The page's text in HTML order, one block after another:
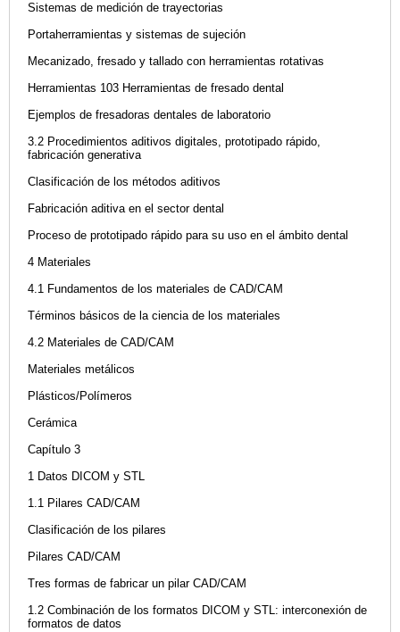
Sistemas de medición de trayectorias
Portaherramientas y sistemas de sujeción
Mecanizado, fresado y tallado con herramientas rotativas
Herramientas 103 Herramientas de fresado dental
Ejemplos de fresadoras dentales de laboratorio
3.2 Procedimientos aditivos digitales, prototipado rápido,
fabricación generativa
Clasificación de los métodos aditivos
Fabricación aditiva en el sector dental
Proceso de prototipado rápido para su uso en el ámbito dental
4 Materiales
4.1 Fundamentos de los materiales de CAD/CAM
Términos básicos de la ciencia de los materiales
4.2 Materiales de CAD/CAM
Materiales metálicos
Plásticos/Polímeros
Cerámica
Capítulo 3
1 Datos DICOM y STL
1.1 Pilares CAD/CAM
Clasificación de los pilares
Pilares CAD/CAM
Tres formas de fabricar un pilar CAD/CAM
1.2 Combinación de los formatos DICOM y STL: interconexión de
formatos de datos